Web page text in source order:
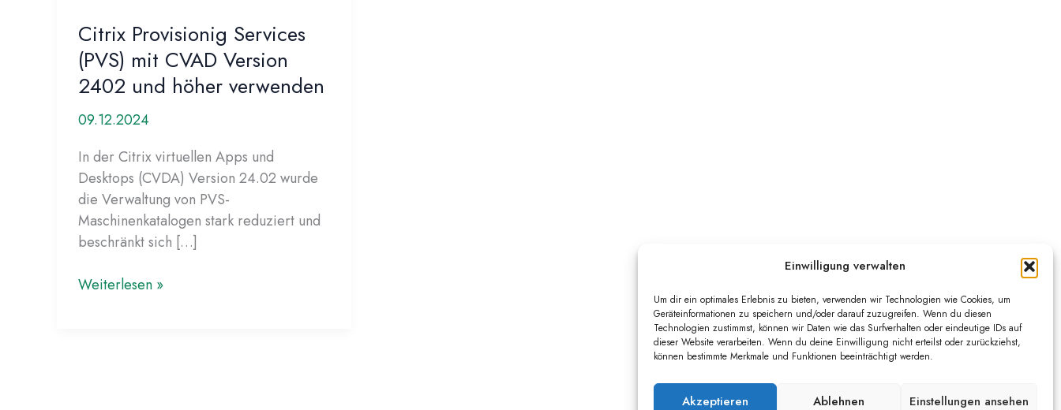
Einwilligung verwalten
Um dir ein optimales Erlebnis zu bieten, verwenden wir Technologien wie Cookies, um
Geräteinformationen zu speichern und/oder darauf zuzugreifen. Wenn du diesen
Technologien zustimmst, können wir Daten wie das Surfverhalten oder eindeutige IDs auf
dieser Website verarbeiten. Wenn du deine Einwilligung nicht erteilst oder zurückziehst,
können bestimmte Merkmale und Funktionen beeinträchtigt werden.
Akzeptieren Ablehnen Einstellungen ansehen
Citrix Provisionig Services
(PVS) mit CVAD Version
2402 und höher verwenden
09.12.2024
In der Citrix virtuellen Apps und
Desktops (CVDA) Version 24.02 wurde
die Verwaltung von PVS-
Maschinenkatalogen stark reduziert und
beschränkt sich […]
Citrix
Weiterlesen »